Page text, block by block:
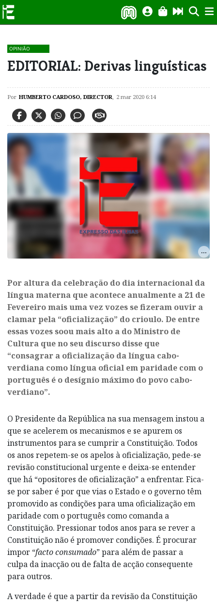
OPINIÃO
EDITORIAL: Derivas linguísticas
Por HUMBERTO CARDOSO, DIRECTOR, 2 mar 2020 6:14
​Por altura da celebração do dia internacional da
língua materna que acontece anualmente a 21 de
Fevereiro mais uma vez vozes se fizeram ouvir a
clamar pela “oficialização” do crioulo. De entre
essas vozes soou mais alto a do Ministro de
Cultura que no seu discurso disse que
“consagrar a oficialização da língua cabo-
verdiana como língua oficial em paridade com o
português é o desígnio máximo do povo cabo-
verdiano”.
O Presidente da República na sua mensagem instou a
que se acelerem os mecanismos e se apurem os
instrumentos para se cumprir a Constituição. Todos
os anos repetem-se os apelos à oficialização, pede-se
revisão constitucional urgente e deixa-se entender
que há “opositores de oficialização” a enfrentar. Fica-
se por saber é por que vias o Estado e o governo têm
promovido as condições para uma oficialização em
paridade com o português como comanda a
Constituição. Pressionar todos anos para se rever a
Constituição não é promover condições. É procurar
impor “facto consumado” para além de passar a
culpa da inacção ou de falta de acção consequente
para outros.
A verdade é que a partir da revisão da Constituição